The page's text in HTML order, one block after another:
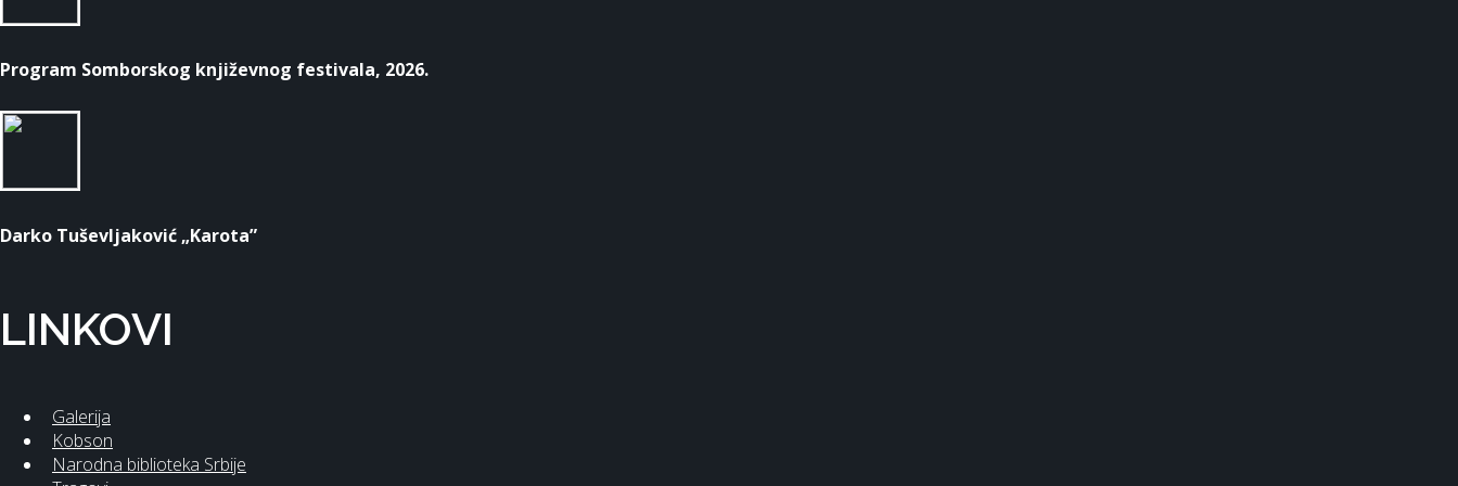
Program Somborskog književnog festivala, 2026.
Darko Tuševljaković „Karota”
LINKOVI
Galerija
Kobson
Narodna biblioteka Srbije